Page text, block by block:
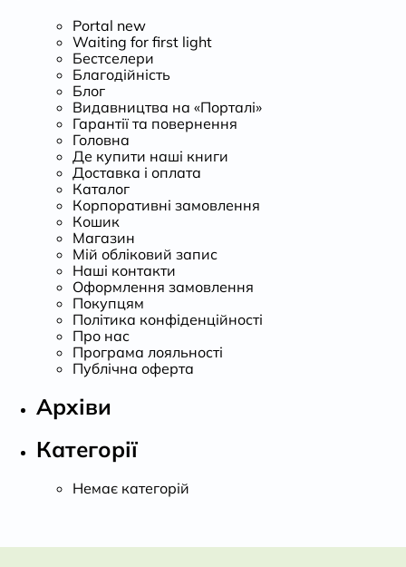
Portal new
Waiting for first light
Бестселери
Благодійність
Блог
Видавництва на «Порталі»
Гарантії та повернення
Головна
Де купити наші книги
Доставка і оплата
Каталог
Корпоративні замовлення
Кошик
Магазин
Мій обліковий запис
Наші контакти
Оформлення замовлення
Покупцям
Політика конфіденційності
Про нас
Програма лояльності
Публічна оферта
Архіви
Категорії
Немає категорій